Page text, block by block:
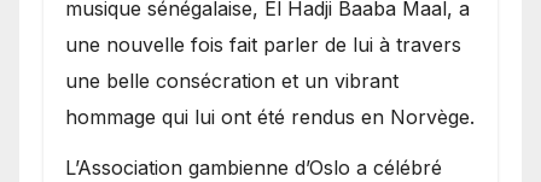
musique sénégalaise, El Hadji Baaba Maal, a
une nouvelle fois fait parler de lui à travers
une belle consécration et un vibrant
hommage qui lui ont été rendus en Norvège.
​L’Association gambienne d’Oslo a célébré